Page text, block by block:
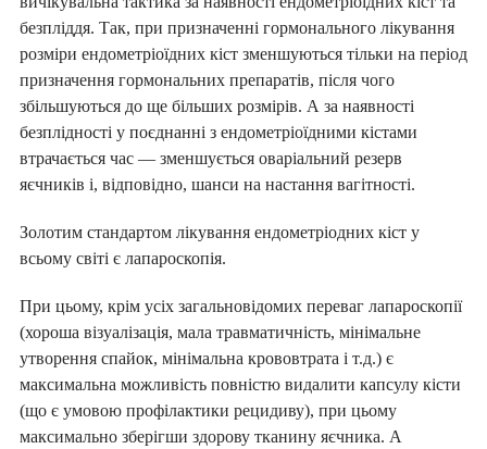
безпліддя. Так, при призначенні гормонального лікування
розміри ендометріоїдних кіст зменшуються тільки на період
призначення гормональних препаратів, після чого
збільшуються до ще більших розмірів. А за наявності
безплідності у поєднанні з ендометріоїдними кістами
втрачається час — зменшується оваріальний резерв
яєчників і, відповідно, шанси на настання вагітності.
Золотим стандартом лікування ендометріодних кіст у
всьому світі є лапароскопія.
При цьому, крім усіх загальновідомих переваг лапароскопії
(хороша візуалізація, мала травматичність, мінімальне
утворення спайок, мінімальна крововтрата і т.д.) є
максимальна можливість повністю видалити капсулу кісти
(що є умовою профілактики рецидиву), при цьому
максимально зберігши здорову тканину яєчника. А
ПІДПИШИ ДЕКЛАРАЦІЮ З
БЕЗОПЛАТНО:
терапевта
базові аналізи
довідки та лікарняні
електронні направлення
«доступні ліки»
вакцинацію та інше